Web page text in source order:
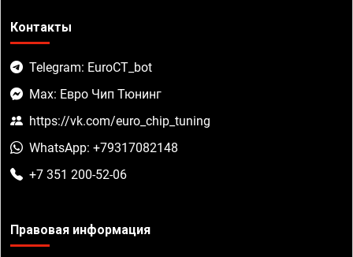
Контакты
Telegram: EuroCT_bot
Max: Евро Чип Тюнинг
https://vk.com/euro_chip_tuning
WhatsApp: +79317082148
+7 351 200-52-06
Правовая информация